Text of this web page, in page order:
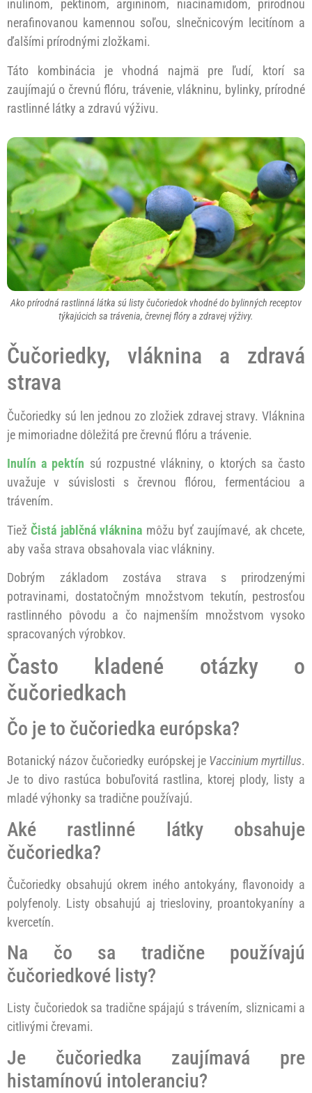
inulínom, pektínom, arginínom, niacínamidom, prírodnou
nerafinovanou kamennou soľou, slnečnicovým lecitínom a
ďalšími prírodnými zložkami.
Táto kombinácia je vhodná najmä pre ľudí, ktorí sa
zaujímajú o črevnú flóru, trávenie, vlákninu, bylinky, prírodné
rastlinné látky a zdravú výživu.
Ako prírodná rastlinná látka sú listy čučoriedok vhodné do bylinných receptov
týkajúcich sa trávenia, črevnej flóry a zdravej výživy.
Čučoriedky, vláknina a zdravá
strava
Čučoriedky sú len jednou zo zložiek zdravej stravy. Vláknina
je mimoriadne dôležitá pre črevnú flóru a trávenie.
Inulín a pektín sú rozpustné vlákniny, o ktorých sa často
uvažuje v súvislosti s črevnou flórou, fermentáciou a
trávením.
TiežČistá jablčná vláknina môžu byť zaujímavé, ak chcete,
aby vaša strava obsahovala viac vlákniny.
Dobrým základom zostáva strava s prirodzenými
potravinami, dostatočným množstvom tekutín, pestrosťou
rastlinného pôvodu a čo najmenším množstvom vysoko
spracovaných výrobkov.
Často kladené otázky o
čučoriedkach
Čo je to čučoriedka európska?
Botanický názov čučoriedky európskej je Vaccinium myrtillus.
Je to divo rastúca bobuľovitá rastlina, ktorej plody, listy a
mladé výhonky sa tradične používajú.
Aké rastlinné látky obsahuje
čučoriedka?
Čučoriedky obsahujú okrem iného antokyány, flavonoidy a
polyfenoly. Listy obsahujú aj triesloviny, proantokyaníny a
kvercetín.
Na čo sa tradične používajú
čučoriedkové listy?
Listy čučoriedok sa tradične spájajú s trávením, sliznicami a
citlivými črevami.
Je čučoriedka zaujímavá pre
histamínovú intoleranciu?